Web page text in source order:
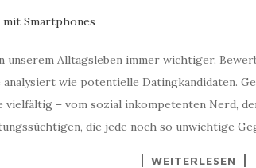
unserem Alltagsleben immer wichtiger.
wie potentielle Datingkandidaten.
vielfältig – vom sozial inkompetenten Nerd,
die jede noch so unwichtige
WEITERLESEN